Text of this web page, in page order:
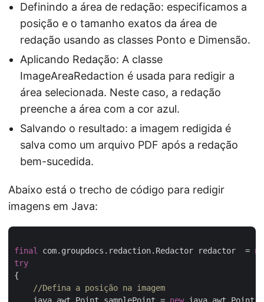
Definindo a área de redação: especificamos a
posição e o tamanho exatos da área de
redação usando as classes Ponto e Dimensão.
Aplicando Redação: A classe
ImageAreaRedaction é usada para redigir a
área selecionada. Neste caso, a redação
preenche a área com a cor azul.
Salvando o resultado: a imagem redigida é
salva como um arquivo PDF após a redação
bem-sucedida.
Abaixo está o trecho de código para redigir
imagens em Java:
final com.groupdocs.redaction.Redactor redactor  =
try
{
//Defina a posição na imagem